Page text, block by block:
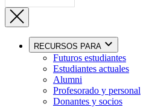
RECURSOS PARA
Futuros estudiantes
Estudiantes actuales
Alumni
Profesorado y personal
Donantes y socios